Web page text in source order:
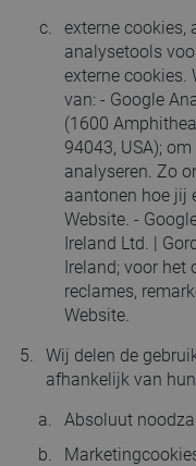
externe cookies,
analysetools
externe cookies.
van: - Google
(1600
94043, USA);
analyseren. Zo
aantonen hoe jij
Website. -
Ireland Ltd. |
Ireland; voor het
reclames,
Website.
Wij delen de
afhankelijk van
Absoluut